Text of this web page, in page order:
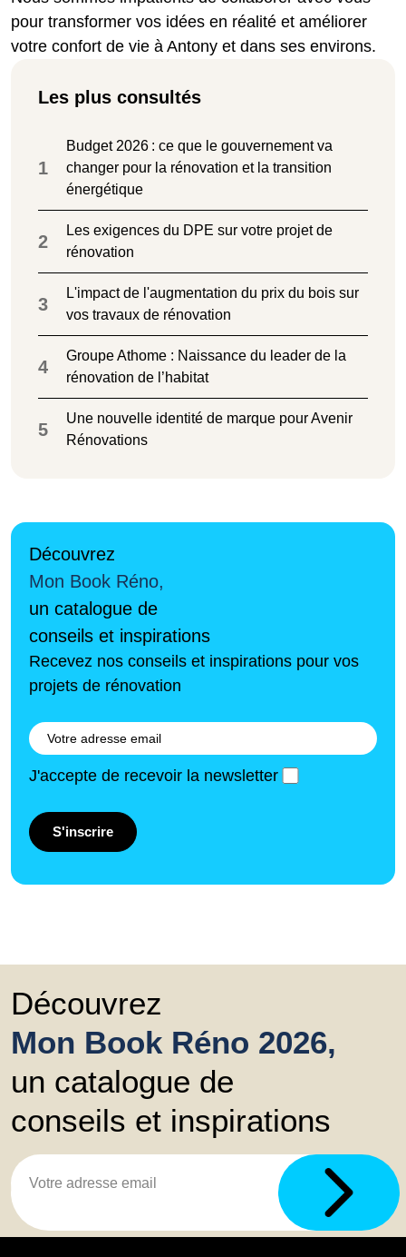
pour transformer vos idées en réalité et améliorer
votre confort de vie à Antony et dans ses environs.
Les plus consultés
1
Budget 2026 : ce que le gouvernement va
changer pour la rénovation et la transition
énergétique
2
Les exigences du DPE sur votre projet de
rénovation
3
L'impact de l'augmentation du prix du bois sur
vos travaux de rénovation
4
Groupe Athome : Naissance du leader de la
rénovation de l’habitat
5
Une nouvelle identité de marque pour Avenir
Rénovations
Découvrez
Mon Book Réno,
un catalogue de
conseils et inspirations
Recevez nos conseils et inspirations pour vos
projets de rénovation
J'accepte de recevoir la newsletter
S'inscrire
Découvrez
Mon Book Réno 2026,
un catalogue de
conseils et inspirations